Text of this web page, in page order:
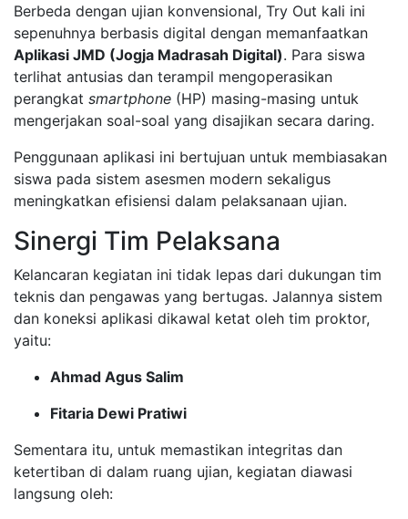
Berbeda dengan ujian konvensional, Try Out kali ini
sepenuhnya berbasis digital dengan memanfaatkan
Aplikasi JMD (Jogja Madrasah Digital). Para siswa
terlihat antusias dan terampil mengoperasikan
perangkat smartphone (HP) masing-masing untuk
mengerjakan soal-soal yang disajikan secara daring.
Penggunaan aplikasi ini bertujuan untuk membiasakan
siswa pada sistem asesmen modern sekaligus
meningkatkan efisiensi dalam pelaksanaan ujian.
Sinergi Tim Pelaksana
Kelancaran kegiatan ini tidak lepas dari dukungan tim
teknis dan pengawas yang bertugas. Jalannya sistem
dan koneksi aplikasi dikawal ketat oleh tim proktor,
yaitu:
Ahmad Agus Salim
Fitaria Dewi Pratiwi
Sementara itu, untuk memastikan integritas dan
ketertiban di dalam ruang ujian, kegiatan diawasi
langsung oleh: